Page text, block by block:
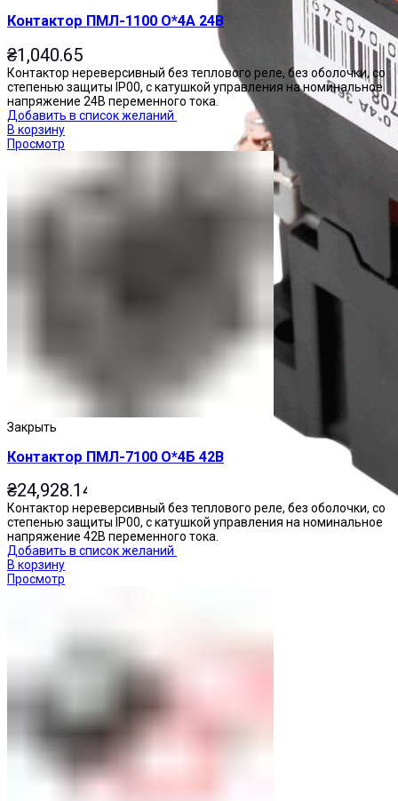
Реле промежуточные
Контактор ПМЛ-1100 О*4А 24В
₴1,040.65
Контактор нереверсивный без теплового реле, без оболочки, со
степенью защиты IP00, с катушкой управления на номинальное
напряжение 24В переменного тока.
Добавить в список желаний
В корзину
Просмотр
Закрыть
Контактор ПМЛ-7100 О*4Б 42В
₴24,928.14
Контактор нереверсивный без теплового реле, без оболочки, со
степенью защиты IP00, с катушкой управления на номинальное
напряжение 42В переменного тока.
Добавить в список желаний
В корзину
Просмотр